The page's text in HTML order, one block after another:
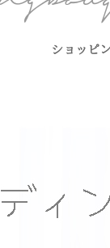
ショッピ